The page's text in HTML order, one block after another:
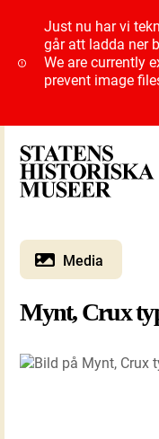
Just nu har vi
går att ladda ner
We are currently
prevent image
Media
Mynt, Crux